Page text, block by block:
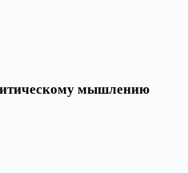
мышлению